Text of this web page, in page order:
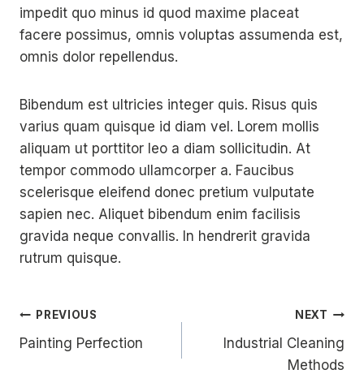
impedit quo minus id quod maxime placeat
facere possimus, omnis voluptas assumenda est,
omnis dolor repellendus.
Bibendum est ultricies integer quis. Risus quis
varius quam quisque id diam vel. Lorem mollis
aliquam ut porttitor leo a diam sollicitudin. At
tempor commodo ullamcorper a. Faucibus
scelerisque eleifend donec pretium vulputate
sapien nec. Aliquet bibendum enim facilisis
gravida neque convallis. In hendrerit gravida
rutrum quisque.
Post
navigation
PREVIOUS
Painting Perfection
NEXT
Industrial Cleaning
Methods